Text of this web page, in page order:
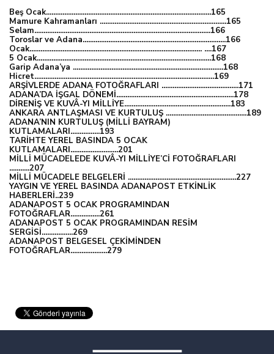
Beş Ocak..........................................................................................165
Mamure Kahramanları .....................................................................165
Selam................................................................................................166
Toroslar ve Adana..............................................................................166
Ocak.............................................................................................. ....167
5 Ocak...............................................................................................168
Garip Adana’ya ..................................................................................168
Hicret..................................................................................................169
ARŞİVLERDE ADANA FOTOĞRAFLARI ..........................................171
ADANA’DA İŞGAL DÖNEMİ................................................................178
DİRENİŞ VE KUVÂ-YI MİLLİYE..........................................................183
ANKARA ANTLAŞMASI VE KURTULUŞ ............................................189
ADANA’NIN KURTULUŞ (MİLLİ BAYRAM)
KUTLAMALARI................193
TARİHTE YEREL BASINDA 5 OCAK
KUTLAMALARI..........................201
MİLLİ MÜCADELEDE KUVÂ-YI MİLLİYE’Cİ FOTOĞRAFLARI
...........207
MİLLİ MÜCADELE BELGELERİ ...........................................................227
YAYGIN VE YEREL BASINDA ADANAPOST ETKİNLİK
HABERLERİ..239
ADANAPOST 5 OCAK PROGRAMINDAN
FOTOĞRAFLAR................261
ADANAPOST 5 OCAK PROGRAMINDAN RESİM
SERGİSİ.................269
ADANAPOST BELGESEL ÇEKİMİNDEN
FOTOĞRAFLAR....................279